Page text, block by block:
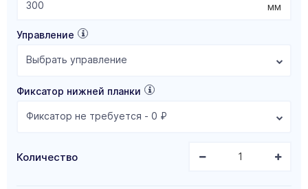
мм
Управление
Выбрать управление
Фиксатор нижней планки
Фиксатор не требуется - 0 ₽
Количество